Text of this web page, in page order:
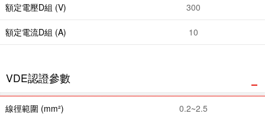
額定電壓D組 (V) 300
額定電流D組 (A) 10
VDE認證參數
線徑範圍 (mm²) 0.2~2.5